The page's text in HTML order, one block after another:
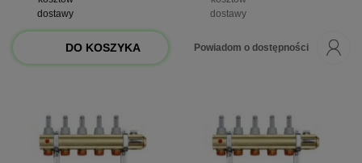
dostawy
DO KOSZYKA
dostawy
Powiadom o dostępności